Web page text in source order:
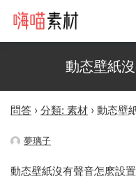
動态壁紙
問答 › 分類: 素材 › 動态壁
夢璃子
動态壁紙沒有聲音怎麽設置